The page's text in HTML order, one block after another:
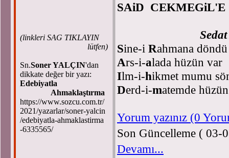
(linkleri SAG TIKLAYIN
lütfen)
Sn.Soner YALÇIN'dan
dikkate değer bir yazı:
Edebiyatla
Ahmaklaştırma
https://www.sozcu.com.tr/
2021/yazarlar/soner-yalcin
/edebiyatla-ahmaklastirma
-6335565/
SAiD CEKMEGiL'E
Sine-i Rahmana döndü
Ars-i-alada hüzün var
Ilm-i-hikmet mumu
Derd-i-matemde
Yorum yazınız (0
Son Güncelleme ( 03-
Devamı...